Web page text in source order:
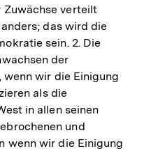
Zuwächse verteilt
das wird die
sein. 2. Die
der
wir die Einigung
als die
in allen seinen
und
wenn wir die Einigung